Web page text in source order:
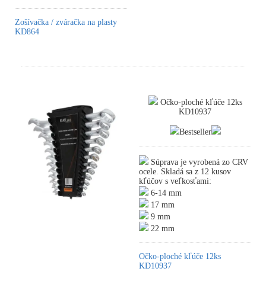
Zošívačka / zváračka na plasty
KD864
Očko-ploché kľúče 12ks
KD10937
Bestseller
Súprava je vyrobená zo CRV
ocele. Skladá sa z 12 kusov
kľúčov s veľkosťami:
6-14 mm
17 mm
9 mm
22 mm
Očko-ploché kľúče 12ks
KD10937